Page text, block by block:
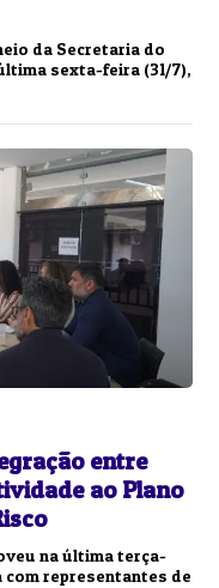
da Secretaria do
sexta-feira (31/7),
entre
ao Plano
na última terça-
representantes de